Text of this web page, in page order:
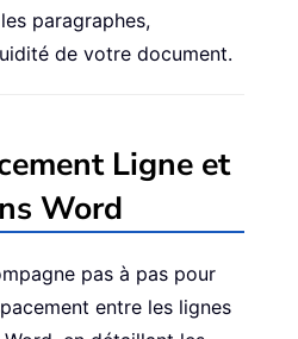
paragraphes,
de votre document.
Ligne et
Word
pas à pas pour
entre les lignes